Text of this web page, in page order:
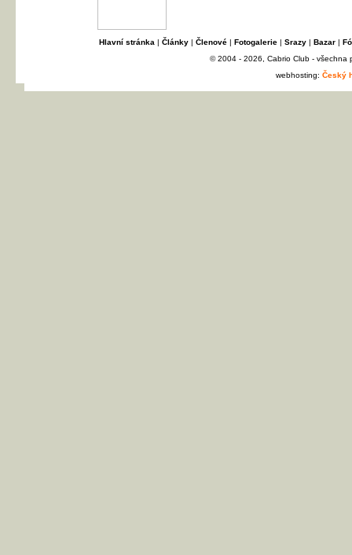
Hlavní stránka | Články| Členové| Fotogalerie| Srazy| Bazar|
© 2004 - 2026, Cabrio Club - všechna
webhosting: Český